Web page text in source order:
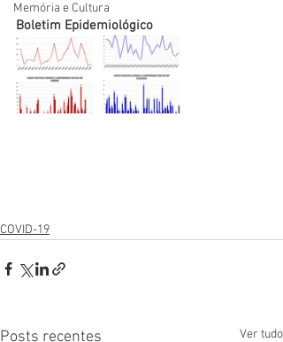
Memória e Cultura
Boletim Epidemiológico
COVID-19
Posts recentes Ver tudo